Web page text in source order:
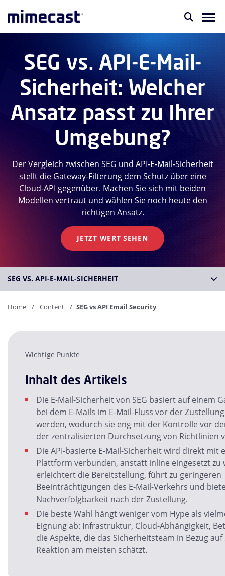
SEG vs. API-E-Mail-
Sicherheit: Welcher
Ansatz passt zu Ihrer
Umgebung?
Der Vergleich zwischen SEG und API-E-Mail-Sicherheit
stellt die Gateway-Filterung dem Schutz über eine
Cloud-API gegenüber. Machen Sie sich mit beiden
Modellen vertraut und wählen Sie noch heute den
richtigen Ansatz.
JETZT WERT SEHEN
SEG VS. API-E-MAIL-SICHERHEIT
Home Content SEG vs API Email Security
Wichtige Punkte
Inhalt des Artikels
Die E-Mail-Sicherheit von SEG basiert auf einem
bei dem E-Mails im E-Mail-Fluss vor der
werden, wodurch sie eng mit der Kontrolle vor
der zentralisierten Durchsetzung von Richtlinien
Die API-basierte E-Mail-Sicherheit wird direkt mit
Plattform verbunden, anstatt inline eingesetzt zu
erleichtert die Bereitstellung, führt zu geringeren
Beeinträchtigungen des E-Mail-Verkehrs und
Nachverfolgbarkeit nach der Zustellung.
Die beste Wahl hängt weniger vom Hype als
Eignung ab: Infrastruktur, Cloud-Abhängigkeit,
die Aspekte, die das Sicherheitsteam in Bezug
Reaktion am meisten schätzt.